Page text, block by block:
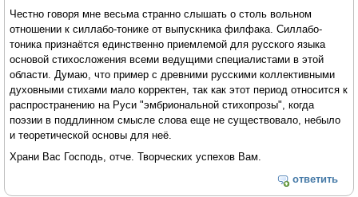
Честно говоря мне весьма странно слышать о столь вольном
отношении к силлабо-тонике от выпускника филфака. Силлабо-
тоника признаётся единственно приемлемой для русского языка
основой стихосложения всеми ведущими специалистами в этой
области. Думаю, что пример с древними русскими коллективными
духовными стихами мало корректен, так как этот период относится к
распространению на Руси "эмбриональной стихопрозы", когда
поэзии в поддлинном смысле слова еще не существовало, небыло
и теоретической основы для неё.
Храни Вас Господь, отче. Творческих успехов Вам.
ответить